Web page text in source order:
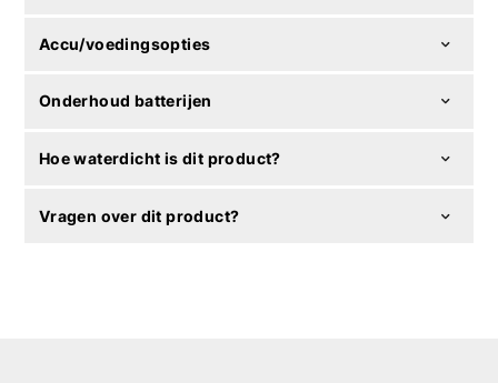
Accu/voedingsopties
Onderhoud batterijen
Hoe waterdicht is dit product?
Vragen over dit product?